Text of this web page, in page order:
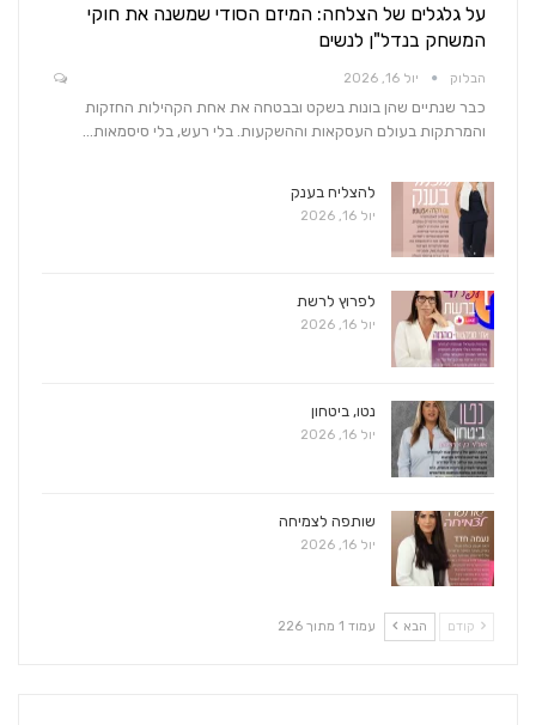
על גלגלים של הצלחה: המיזם הסודי שמשנה את חוקי
המשחק בנדל"ן לנשים
הבלוק יול 16, 2026
כבר שנתיים שהן בונות בשקט ובבטחה את אחת הקהילות החזקות
והמרתקות בעולם העסקאות וההשקעות. בלי רעש, בלי סיסמאות…
להצליח בענק
יול 16, 2026
לפרוץ לרשת
יול 16, 2026
נטו, ביטחון
יול 16, 2026
שותפה לצמיחה
יול 16, 2026
קודם הבא עמוד 1 מתוך 226